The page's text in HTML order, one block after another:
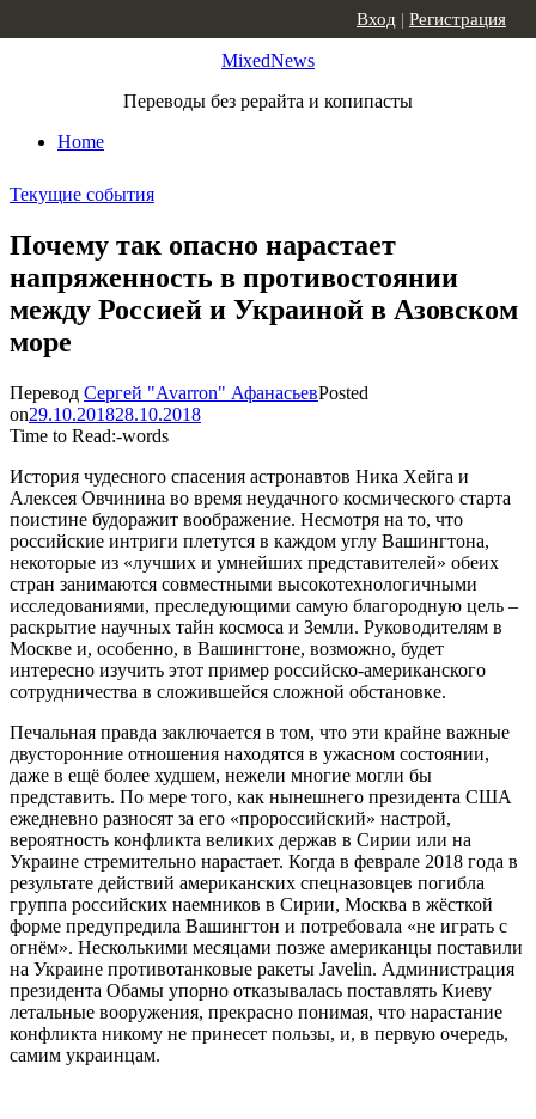
MixedNews
Переводы без рерайта и копипасты
Home
Вход | Регистрация
Текущие события
Почему так опасно нарастает
напряженность в противостоянии
между Россией и Украиной в Азовском
море
Перевод Сергей "Avarron" АфанасьевPosted
on29.10.201828.10.2018
Time to Read:-words
История чудесного спасения астронавтов Ника Хейга и
Алексея Овчинина во время неудачного космического старта
поистине будоражит воображение. Несмотря на то, что
российские интриги плетутся в каждом углу Вашингтона,
некоторые из «лучших и умнейших представителей» обеих
стран занимаются совместными высокотехнологичными
исследованиями, преследующими самую благородную цель –
раскрытие научных тайн космоса и Земли. Руководителям в
Москве и, особенно, в Вашингтоне, возможно, будет
интересно изучить этот пример российско-американского
сотрудничества в сложившейся сложной обстановке.
Печальная правда заключается в том, что эти крайне важные
двусторонние отношения находятся в ужасном состоянии,
даже в ещё более худшем, нежели многие могли бы
представить. По мере того, как нынешнего президента США
ежедневно разносят за его «пророссийский» настрой,
вероятность конфликта великих держав в Сирии или на
Украине стремительно нарастает. Когда в феврале 2018 года в
результате действий американских спецназовцев погибла
группа российских наемников в Сирии, Москва в жёсткой
форме предупредила Вашингтон и потребовала «не играть с
огнём». Несколькими месяцами позже американцы поставили
на Украине противотанковые ракеты Javelin. Администрация
президента Обамы упорно отказывалась поставлять Киеву
летальные вооружения, прекрасно понимая, что нарастание
конфликта никому не принесет пользы, и, в первую очередь,
самим украинцам.